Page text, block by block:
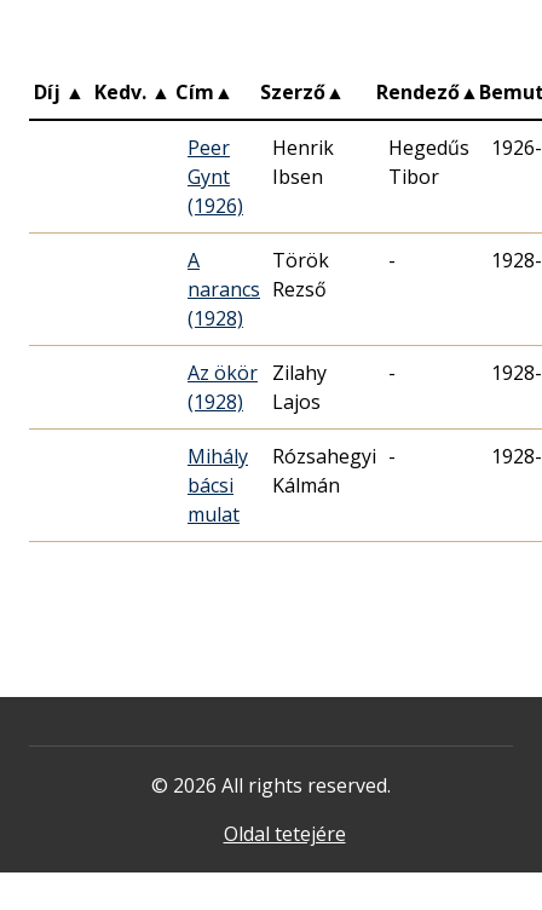
Díj ▲ Kedv. ▲ Cím▲ Szerző▲ Rendező▲
Peer
Gynt
(1926)
Henrik
Ibsen
Hegedűs
Tibor
A
narancs
(1928)
Török
Rezső
-
Az ökör
(1928)
Zilahy
Lajos
-
Mihály
bácsi
mulat
Rózsahegyi
Kálmán
-
© 2026 All rights reserved.
Oldal tetejére